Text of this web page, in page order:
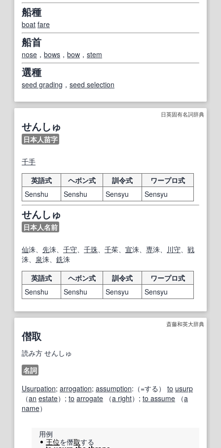
船種
boat fare
船首
nose ， bows ， bow ， stem
選種
seed grading ， seed selection
日英固有名詞辞典
せんしゅ
日本人苗字
千手
英語式
ヘボン式 訓令式
ワープロ式
Senshu
Senshu Sensyu Sensyu
せんしゅ
日本人名前
仙洙、 先洙、 千守、 千珠、 千茱、 宣洙、 専洙、 川守、 戦
洙、 泉洙、 銑洙
英語式
ヘボン式 訓令式
ワープロ式
Senshu
Senshu Sensyu Sensyu
斎藤和英大辞典
僣取
読み方 せんしゅ
名詞
Usurpation; arrogation; assumption:（=する） to usurp
（an estate）; to arrogate （a right）; to assume （a
name）
用例
王位を僭取する